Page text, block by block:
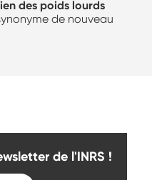
des poids lourds
de nouveau
de l'INRS !